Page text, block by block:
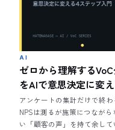
AI
ゼロから理解する
をAIで意思決定に変
アンケートの集計だけで終
NPSは測るが施策につなが
い「顧客の声」を持て余し